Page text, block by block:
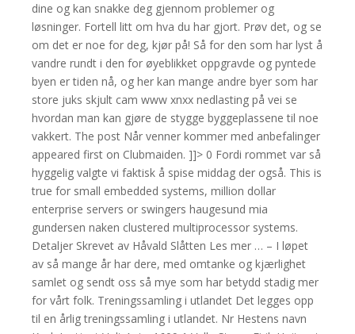
dine og kan snakke deg gjennom problemer og
løsninger. Fortell litt om hva du har gjort. Prøv det, og se
om det er noe for deg, kjør på! Så for den som har lyst å
vandre rundt i den for øyeblikket oppgravde og pyntede
byen er tiden nå, og her kan mange andre byer som har
store juks skjult cam www xnxx nedlasting på vei se
hvordan man kan gjøre de stygge byggeplassene til noe
vakkert. The post Når venner kommer med anbefalinger
appeared first on Clubmaiden. ]]> 0 Fordi rommet var så
hyggelig valgte vi faktisk å spise middag der også. This is
true for small embedded systems, million dollar
enterprise servers or swingers haugesund mia
gundersen naken clustered multiprocessor systems.
Detaljer Skrevet av Håvald Slåtten Les mer … – I løpet
av så mange år har dere, med omtanke og kjærlighet
samlet og sendt oss så mye som har betydd stadig mer
for vårt folk. Treningssamling i utlandet Det legges opp
til en årlig treningssamling i utlandet. Nr Hestens navn